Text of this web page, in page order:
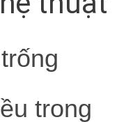
trong